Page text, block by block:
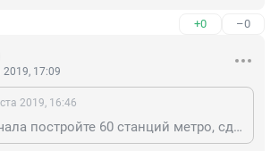
+0 –0
2019, 17:09
2019, 16:46
Только сначала постройте 60 станций метро, сделайте выделенные полосы (на Театральной площади, например!:), нормальные остановки, которые защищают от дождя и ветра, подземные переходы, развязки (на Казакова-Жукова, например). Сейчас я езжу с Богом забытого Юго-Запада на 306 маршрутке на Театральную площадь. Закупили новые большие автобусы. Ежедневно в час пик по утрам маршрутку берут штурмом начиная с ул. Маршала Захарова. Мимо проезжают практически пустые автобусы №2 с бабушками и студентами. Зачем плодить еще больше ненужного общественного транспорта, на котором можно будет добраться за два - два с половиной часа? За это время в Турцию на самолёте проще слетать. Может для такого крупного города пора придумать новую транспортную концепцию, с учетом предыдущих нереализованных. И метро надо строить не на Казакова, а за Жукова, в районе Доблести или Балтийской жемчужины. Чтобы перенаправить потоки от Центра в сторону переферии.